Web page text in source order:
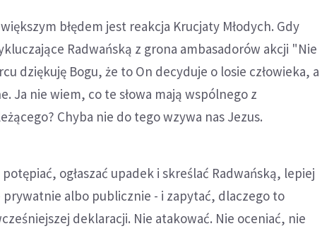
błędem jest reakcja Krucjaty Młodych. Gdy
Radwańską z grona ambasadorów akcji "Nie
dziękuję Bogu, że to On decyduje o losie człowieka, a
Ja nie wiem, co te słowa mają wspólnego z
Chyba nie do tego wzywa nas Jezus.
ogłaszać upadek i skreślać Radwańską, lepiej
prywatnie albo publicznie - i zapytać, dlaczego to
deklaracji. Nie atakować. Nie oceniać, nie